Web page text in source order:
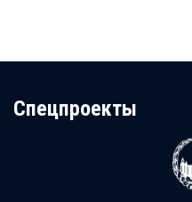
Cпецпроекты